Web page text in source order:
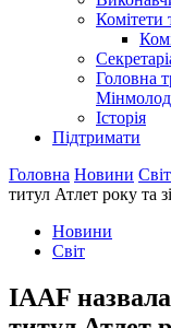
Комітети
Головна
Історія
Підтримати
Головна Новини Світ
титул Атлет року та
Новини
Світ
IAAF